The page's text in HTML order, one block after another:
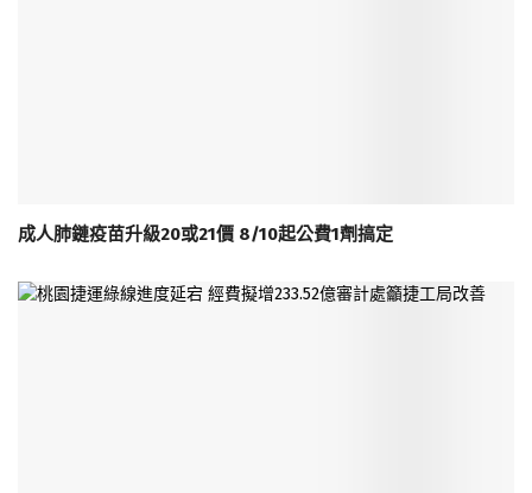
成人肺鏈疫苗升級20或21價 8/10起公費1劑搞定